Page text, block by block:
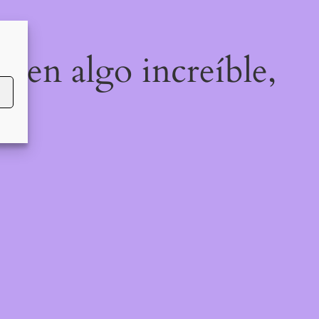
en algo increíble,